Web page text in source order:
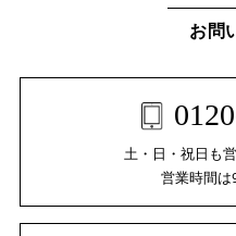
お問
土・日・祝日も
営業時間は